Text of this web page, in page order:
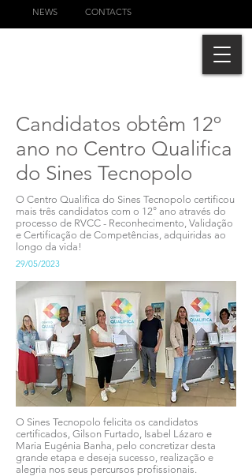
NEWS CONTACTS
Candidatos obtêm 12º
ano no Centro Qualifica
do Sines Tecnopolo
O Centro Qualifica do Sines Tecnopolo certificou
mais três candidatos com o 12° ano através do
processo de RVCC - Reconhecimento, Validação
e Certificação de Competências, adquiridas ao
longo da vida!
29/05/2023
O Sines Tecnopolo felicita os candidatos
certificados, Gilson Furtado, Isabel Lázaro e
Maria Eugénia Banha, pelo concretizar desta
grande etapa e deseja sucesso, realização e
alegria nos seus percursos profissionais.